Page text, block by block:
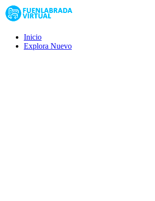
Inicio
Explora Nuevo